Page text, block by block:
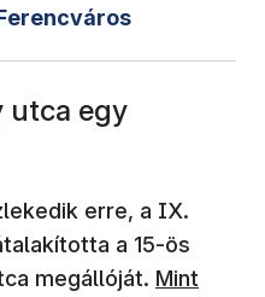
utca egy
erre, a IX.
a 15-ös
megállóját. Mint